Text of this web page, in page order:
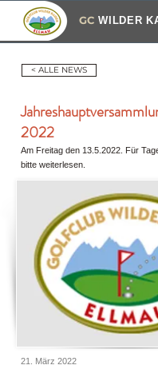
WILDER
GC
< ALLE NEWS
2022
Am Freitag den 13.5.2022 . Für
bitte weiterlesen.
21. März 2022